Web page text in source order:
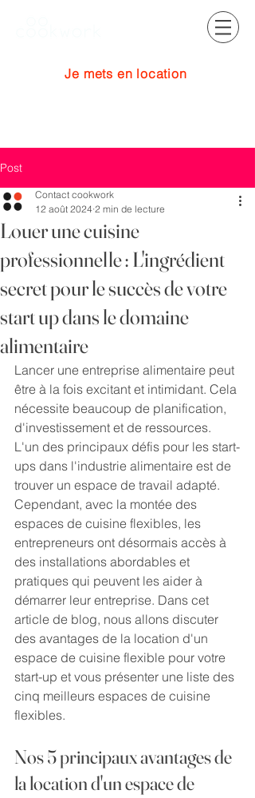
Je mets en location
Post
Louer une cuisine
professionnelle : L'ingrédient
secret pour le succès de votre
start up dans le domaine
alimentaire
Contact cookwork
12 août 2024 2 min de lecture
Lancer une entreprise alimentaire peut
être à la fois excitant et intimidant. Cela
nécessite beaucoup de planification,
d'investissement et de ressources.
L'un des principaux défis pour les start-
ups dans l'industrie alimentaire est de
trouver un espace de travail adapté.
Cependant, avec la montée des
espaces de cuisine flexibles, les
entrepreneurs ont désormais accès à
des installations abordables et
pratiques qui peuvent les aider à
démarrer leur entreprise. Dans cet
article de blog, nous allons discuter
des avantages de la location d'un
espace de cuisine flexible pour votre
start-up et vous présenter une liste des
cinq meilleurs espaces de cuisine
flexibles.
Nos 5 principaux avantages de
la location d'un espace de